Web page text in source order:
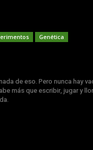
Genética
de eso. Pero nunca hay
más que escribir, jugar y